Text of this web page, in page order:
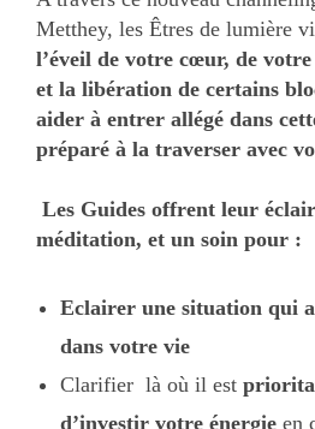
Metthey, les Êtres de lumière
l’éveil de votre cœur, de votre
et la libération de certains
aider à entrer allégé dans
préparé à la traverser avec
Les Guides offrent leur
méditation, et un soin pour :
Eclairer une situation qui
dans votre vie
Clarifier là où il est
d’investir votre énergie en